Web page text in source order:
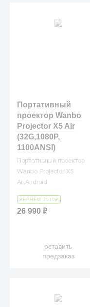
Портативный
проектор Wanbo
Projector X5 Air
(32G,1080P,
1100ANSI)
Портативный проектор
Wanbo Projector X5
Air,Android
1100ANSI, EU
ВЕРНЕМ 2510 ₽
26 990₽
оставить
предзаказ